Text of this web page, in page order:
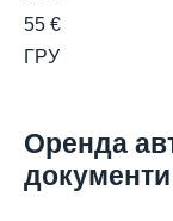
55 €
ГРУ
Оренда
документи